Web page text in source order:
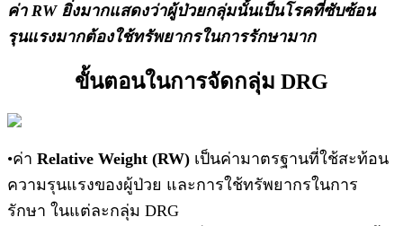
ค่า RW ยิ่งมากแสดงว่าผู้ป่วยกลุ่มนั้นเป็นโรคที่ซับซ้อน
รุนแรงมากต้องใช้ทรัพยากรในการรักษามาก
ขั้นตอนในการจัดกลุ่ม DRG
•ค่า Relative Weight (RW) เป็นค่ามาตรฐานที่ใช้สะท้อน
ความรุนแรงของผู้ป่วย และการใช้ทรัพยากรในการ
รักษา ในแต่ละกลุ่ม DRG